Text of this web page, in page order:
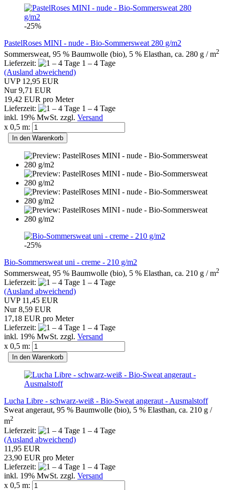
-25%
PastelRoses MINI - nude - Bio-Sommersweat 280 g/m2
Sommersweat, 95 % Baumwolle (bio), 5 % Elasthan, ca. 280 g / m2
Lieferzeit:
1 – 4 Tage
(Ausland abweichend)
UVP 12,95 EUR
Nur 9,71 EUR
19,42 EUR pro Meter
Lieferzeit:
1 – 4 Tage
inkl. 19% MwSt. zzgl. Versand
x 0,5 m:
In den Warenkorb
-25%
Bio-Sommersweat uni - creme - 210 g/m2
Sommersweat, 95 % Baumwolle (bio), 5 % Elasthan, ca. 210 g / m2
Lieferzeit:
1 – 4 Tage
(Ausland abweichend)
UVP 11,45 EUR
Nur 8,59 EUR
17,18 EUR pro Meter
Lieferzeit:
1 – 4 Tage
inkl. 19% MwSt. zzgl. Versand
x 0,5 m:
In den Warenkorb
Lucha Libre - schwarz-weiß - Bio-Sweat angeraut - Ausmalstoff
Sweat angeraut, 95 % Baumwolle (bio), 5 % Elasthan, ca. 210 g /
m2
Lieferzeit:
1 – 4 Tage
(Ausland abweichend)
11,95 EUR
23,90 EUR pro Meter
Lieferzeit:
1 – 4 Tage
inkl. 19% MwSt. zzgl. Versand
x 0,5 m: